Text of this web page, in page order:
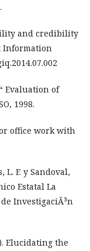
and credibility
Information
Evaluation of
1998.
office work with
L. F. y Sandoval,
Estatal La
InvestigaciÃ³n
Elucidating the